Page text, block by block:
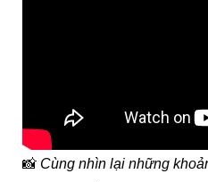
📸 Cùng nhìn lại những